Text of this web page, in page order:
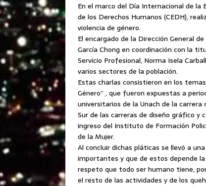
En el marco del Día Internacional de la
de los Derechos Humanos (CEDH),
violencia de género.
El encargado de la Dirección General
García Chong en coordinación con la
Servicio Profesional, Norma Isela
varios sectores de la población.
Estas charlas consistieron en los
Género” , que fueron expuestas a
universitarios de la Unach de la
Sur de las carreras de diseño gráfico
ingreso del Instituto de Formación
de la Mujer.
Al concluir dichas pláticas se llevó a
importantes y que de estos depende
respeto que todo ser humano tiene,
el resto de las actividades y de los